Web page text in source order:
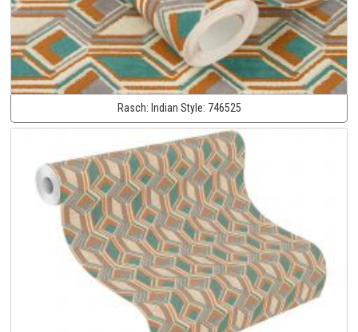
Rasch: Indian Style: 746525